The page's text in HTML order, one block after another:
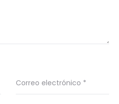
Correo electrónico *